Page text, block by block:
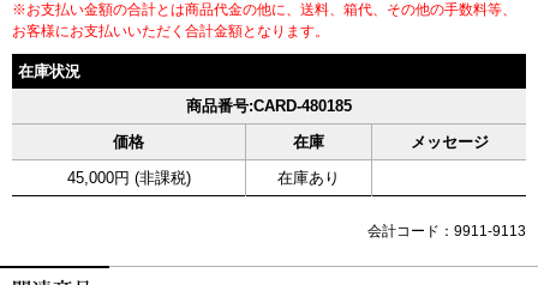
※お支払い金額の合計とは商品代金の他に、送料、箱代、その他の手数料等、
お客様にお支払いいただく合計金額となります。
在庫状況
商品番号:CARD-480185
価格
在庫
メッセージ
45,000円 (非課税)
在庫あり
会計コード：9911-9113